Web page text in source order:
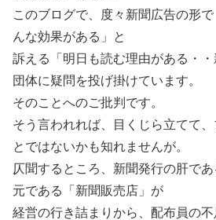
このブログで、度々新聞広告の形
んな効果がある」と
訴える「明日も読む理由がある・
団体に疑問を投げ掛けています。
そのことへのご批判です。
そう言われれば、目くじら立てて
とではないかも知れませんが。
仄聞するところ、新聞発行の肝で
元である「新聞販売店」が
経営の行き詰まりから、配布員の